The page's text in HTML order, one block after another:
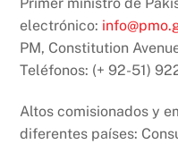
electrónico:
PM, Constitution
Teléfonos: (+ 92-51)
Altos comisionados y
diferentes países: